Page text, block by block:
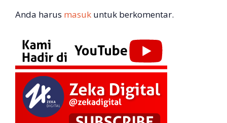
Anda harus masuk untuk berkomentar.